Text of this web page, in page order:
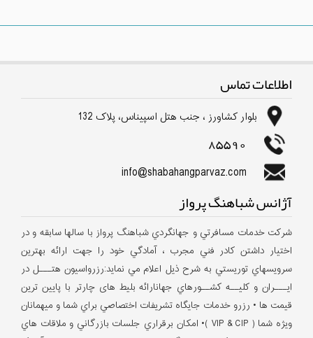
اطلاعات تماس
بلوار كشاورز ، جنب هتل اسپیناس، پلاک 132
85590
info@shabahangparvaz.com
آژانس شباهنگ پرواز
شركت خدمات مسافرتي و جهانگردي شباهنگ پرواز با سالها سابقه و در
اختيار داشتن كادر فني مجرب ، آمادگي خود را جهت ارائه بهترين
سرويسهاي توريستي به شرح ذيل اعلام مي نمايد:رزرواسيون هتـــل در
ايـــران و كليــه كشــورهاي جهانارائه بلیط های چارتر با پایین ترین
قیمت ها • رزرو خدمات جايگاه تشريفات اختصاصي براي شما و ميهمانان
ويژه شما ( VIP & CIP )• امكان برقراري جلسات بازرگاني و ملاقات هاي